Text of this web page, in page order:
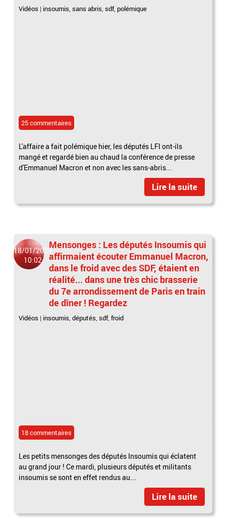
Vidéos | insoumis ,sans abris ,sdf, polémique
25 commentaires
L'affaire a fait polémique hier, les députés LFI ont-ils
mangé et regardé bien au chaud la conférence de presse
d'Emmanuel Macron et non avec les sans-abris...
Lire la suite
18/01/2024
10:02
Mensonges : Les députés Insoumis qui
affirmaient écouter Emmanuel Macron,
dans le froid avec des SDF, étaient en
réalité... dans une très chic brasserie
du 7e arrondissement de Paris en train
de dîner ! Regardez
Vidéos | insoumis,députés,sdf,froid
18 commentaires
Les petits mensonges des députés Insoumis qui éclatent
au grand jour ! Ce mardi, plusieurs députés et militants
insoumis se sont en effet rendus au...
Lire la suite